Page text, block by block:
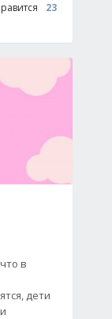
23
в
дети